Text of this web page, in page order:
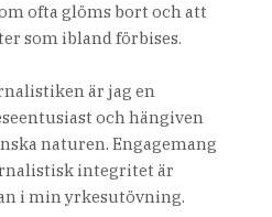
ofta glöms bort och att
som ibland förbises.
är jag en
och hängiven
naturen. Engagemang
integritet är
i min yrkesutövning.